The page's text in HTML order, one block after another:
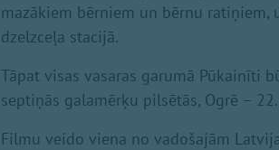
mazākiem bērniem un bērnu
dzelzceļa stacijā.
Tāpat visas vasaras garumā Pūkainīti
septiņās galamērķu pilsētās, Ogrē –
Filmu veido viena no vadošajām